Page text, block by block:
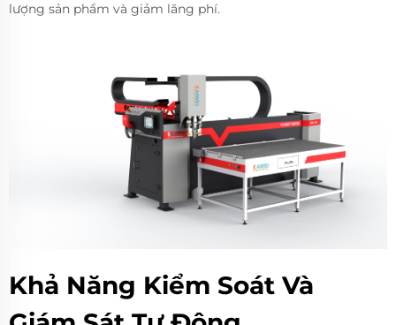
lượng sản phẩm và giảm lãng phí.
Khả Năng Kiểm Soát Và